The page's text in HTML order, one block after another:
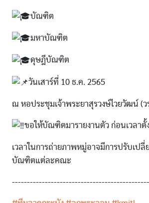
บัณฑิต
มหาบัณฑิต
ดุษฎีบัณฑิต
วันเสาร์ที่ 10 ธ.ค. 2565
ณ หอประชุมเจ้าพระยาสุรวงษ์ไวยวัฒน์ (
ขอให้บัณฑิตมารายงานตัว ก่อนเวลาตั้
เวลาในการถ่ายภาพหมู่อาจมีการปรับเป
บัณฑิตแต่ละคณะ